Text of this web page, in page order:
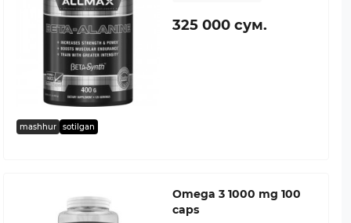
mashhur sotilgan
325 000 сум.
Omega 3 1000 mg 100
caps